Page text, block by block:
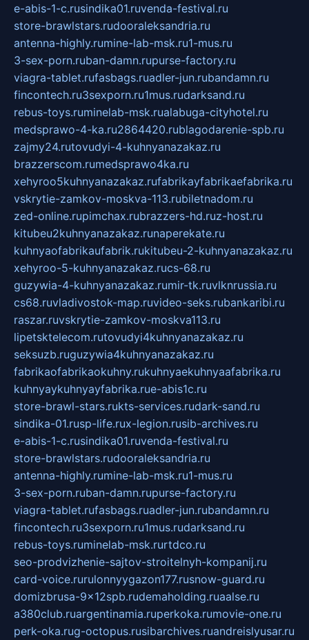
e-abis-1-c.rusindika01.ruvenda-festival.ru
store-brawlstars.rudooraleksandria.ru
antenna-highly.rumine-lab-msk.ru1-mus.ru
3-sex-porn.ruban-damn.rupurse-factory.ru
viagra-tablet.rufasbags.ruadler-jun.rubandamn.ru
fincontech.ru3sexporn.ru1mus.rudarksand.ru
rebus-toys.ruminelab-msk.rualabuga-cityhotel.ru
medsprawo-4-ka.ru2864420.rublagodarenie-spb.ru
zajmy24.rutovudyi-4-kuhnyanazakaz.ru
brazzerscom.rumedsprawo4ka.ru
xehyroo5kuhnyanazakaz.rufabrikayfabrikaefabrika.ru
vskrytie-zamkov-moskva-113.rubiletnadom.ru
zed-online.rupimchax.rubrazzers-hd.ruz-host.ru
kitubeu2kuhnyanazakaz.runaperekate.ru
kuhnyaofabrikaufabrik.rukitubeu-2-kuhnyanazakaz.ru
xehyroo-5-kuhnyanazakaz.rucs-68.ru
guzywia-4-kuhnyanazakaz.rumir-tk.ruvlknrussia.ru
cs68.ruvladivostok-map.ruvideo-seks.rubankaribi.ru
raszar.ruvskrytie-zamkov-moskva113.ru
lipetsktelecom.rutovudyi4kuhnyanazakaz.ru
seksuzb.ruguzywia4kuhnyanazakaz.ru
fabrikaofabrikaokuhny.rukuhnyaekuhnyaafabrika.ru
kuhnyaykuhnyayfabrika.rue-abis1c.ru
store-brawl-stars.rukts-services.rudark-sand.ru
sindika-01.rusp-life.rux-legion.rusib-archives.ru
e-abis-1-c.rusindika01.ruvenda-festival.ru
store-brawlstars.rudooraleksandria.ru
antenna-highly.rumine-lab-msk.ru1-mus.ru
3-sex-porn.ruban-damn.rupurse-factory.ru
viagra-tablet.rufasbags.ruadler-jun.rubandamn.ru
fincontech.ru3sexporn.ru1mus.rudarksand.ru
rebus-toys.ruminelab-msk.rurtdco.ru
seo-prodvizhenie-sajtov-stroitelnyh-kompanij.ru
card-voice.rurulonnyygazon177.rusnow-guard.ru
domizbrusa-9x12spb.rudemaholding.ruaalse.ru
a380club.ruargentinamia.ruperkoka.rumovie-one.ru
perk-oka.rug-octopus.rusibarchives.ruandreislyusar.ru